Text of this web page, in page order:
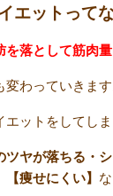
エットって
を落として筋肉
わっていきます
ットをしてしま
ツヤが落ちる・
【痩せにくい】